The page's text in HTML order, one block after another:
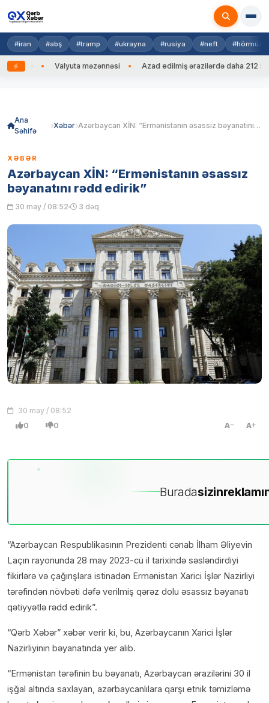
#iran #abş #tramp #ukrayna #rusiya #neft #hörmüz
Valyuta məzənnəsi Azad edilmiş ərazilərdə daha 212 mina,
Ana
Səhifə
Xəbər Azərbaycan XİN: “Ermənistanın əsassız bəyanatını rədd edirik”
XƏBƏR
Azərbaycan XİN: “Ermənistanın əsassız
bəyanatını rədd edirik”
30 may / 08:52 3 dəq
30 may / 08:52
0 0 A A
Buradasizin
“Azərbaycan Respublikasının Prezidenti cənab İlham Əliyevin
Laçın rayonunda 28 may 2023-cü il tarixində səsləndirdiyi
fikirlərə və çağırışlara istinadən Ermənistan Xarici İşlər Nazirliyi
tərəfindən növbəti dəfə verilmiş qərəz dolu əsassız bəyanatı
qətiyyətlə rədd edirik”.
“Qərb Xəbər” xəbər verir ki, bu, Azərbaycanın Xarici İşlər
Nazirliyinin bəyanatında yer alıb.
“Ermənistan tərəfinin bu bəyanatı, Azərbaycan ərazilərini 30 il
işğal altında saxlayan, azərbaycanlılara qarşı etnik təmizləmə